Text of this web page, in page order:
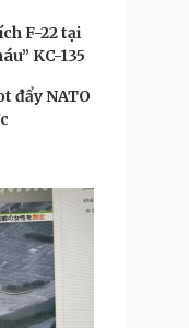
F-22 tại
KC-135
đẩy NATO